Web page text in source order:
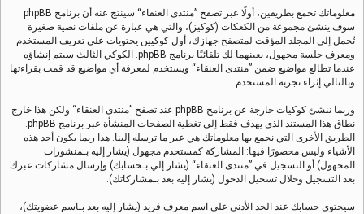
معلوماتك تجمع بطريقين، أولًا عبر تصفح ”منتدى العنقاء“ سينتج عنه أن برنامج phpBB
سوف ينشئ مجموعة من الكعكات (كوكيز)، والتي هي عبارة عن ملفات نصية صغيرة
تُحمل إلى المجلد المؤقت لمتصفح جهازك، أول كوكيين يحتويات على تعريف المستخدم
ومعرف جلسة مجهول، يعينهما لك تلقائيًا برنامج phpBB. الكوكي الثالث سيتم إنشاؤه
عندما تطالع مواضيع ضمن ”منتدى العنقاء“ ويستخدم لمعرفة أي مواضيع قد قمت بقراءتها
وبالتالي إثراء تجربة المستخدم.
وربما ننشئ كوكيات خارجة عن برنامج phpBB عند تصفح ”منتدى العنقاء“ ولكن هذا خارج
نطاق هذا المستند الذي يهدف فقط إلى تغطية الصفحات المنشأة عبر برنامج phpBB.
الطريق الأخرى التي نجمع بها معلوماتك هي عبر ما ترسله إلينا. هذا ربما يكون أحد هذه
الأشياء وليس محصورًا فيها: المشاركة كمستحدم مجهول (يشار إليه بـمنشورات
المجهول) أو التسجيل في ”منتدى العنقاء“ (يشار إلي بـحسابك) وإرسال مشاركات عبرك
بعد التسجيل وخلال تسجيل الدخول (يشار إليه بعد بـمشاركاتك).
سيحتوي حسابك عند الحد الأدنى على اسم معرف فريد (يشار إليه بعد بـاسم عضويتك)،